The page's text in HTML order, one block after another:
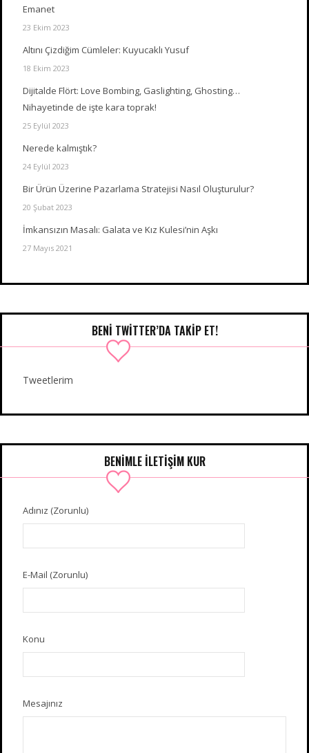
Emanet
23 Ekim 2023
Altını Çizdiğim Cümleler: Kuyucaklı Yusuf
18 Ekim 2023
Dijitalde Flört: Love Bombing, Gaslighting, Ghosting…
Nihayetinde de işte kara toprak!
25 Eylül 2023
Nerede kalmıştık?
24 Eylül 2023
Bir Ürün Üzerine Pazarlama Stratejisi Nasıl Oluşturulur?
20 Şubat 2023
İmkansızın Masalı: Galata ve Kız Kulesi’nin Aşkı
27 Mayıs 2021
BENI TWITTER’DA TAKIP ET!
Tweetlerim
BENIMLE İLETIŞIM KUR
Adınız (Zorunlu)
E-Mail (Zorunlu)
Konu
Mesajınız